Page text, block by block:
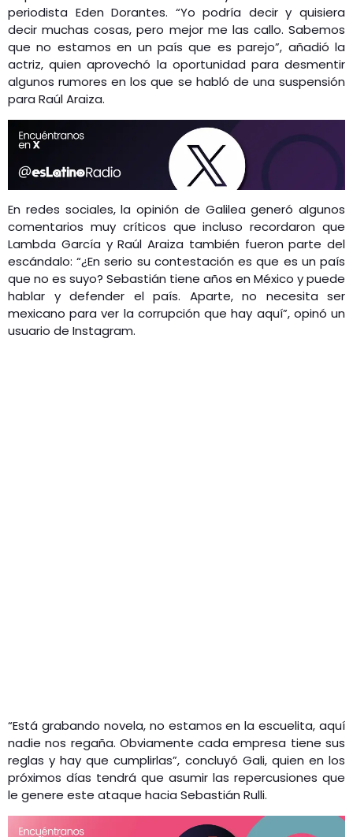
periodista Eden Dorantes. “Yo podría decir y quisiera
decir muchas cosas, pero mejor me las callo. Sabemos
que no estamos en un país que es parejo”, añadió la
actriz, quien aprovechó la oportunidad para desmentir
algunos rumores en los que se habló de una suspensión
para Raúl Araiza.
En redes sociales, la opinión de Galilea generó algunos
comentarios muy críticos que incluso recordaron que
Lambda García y Raúl Araiza también fueron parte del
escándalo: “¿En serio su contestación es que es un país
que no es suyo? Sebastián tiene años en México y puede
hablar y defender el país. Aparte, no necesita ser
mexicano para ver la corrupción que hay aquí”, opinó un
usuario de Instagram.
“Está grabando novela, no estamos en la escuelita, aquí
nadie nos regaña. Obviamente cada empresa tiene sus
reglas y hay que cumplirlas”, concluyó Gali, quien en los
próximos días tendrá que asumir las repercusiones que
le genere este ataque hacia Sebastián Rulli.